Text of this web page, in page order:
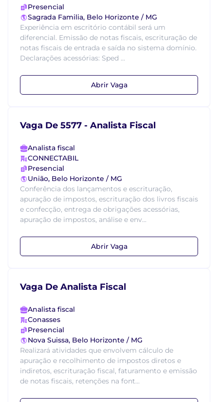
Presencial
Sagrada Familia, Belo Horizonte / MG
Experiência em escritório contábil será um
diferencial. Emissão de notas fiscais, escrituração de
notas fiscais de entrada e saída no sistema domínio.
Declarações acessórias: Sped ...
Abrir Vaga
Vaga De 5577 - Analista Fiscal
Analista fiscal
CONNECTABIL
Presencial
União, Belo Horizonte / MG
Conferência dos lançamentos e escrituração,
apuração de impostos, escrituração dos livros fiscais
e confecção, entrega de obrigações acessórias,
apuração de impostos, análise e env...
Abrir Vaga
Vaga De Analista Fiscal
Analista fiscal
Conasses
Presencial
Nova Suissa, Belo Horizonte / MG
Realizará atividades que envolvem cálculo de
apuração e recolhimento de impostos diretos e
indiretos, escrituração fiscal, faturamento e emissão
de notas fiscais, retenções na font...